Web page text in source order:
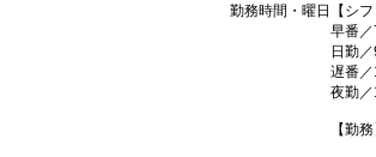
勤務時間・曜日
【シ
早番
日勤
遅番
夜勤
【勤